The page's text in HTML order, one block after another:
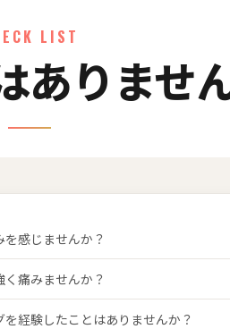
LIST
ありませ
感じませんか？
痛みませんか？
経験したことはありませんか？